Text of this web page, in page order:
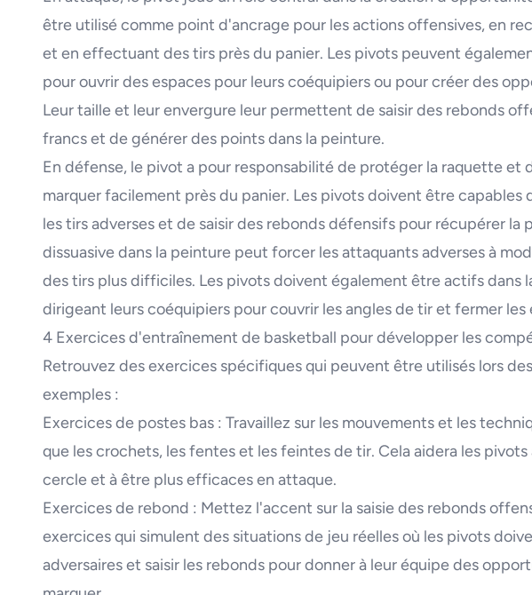
être utilisé comme point d'ancrage pour les actions offensives, en
et en effectuant des tirs près du panier. Les pivots peuvent
pour ouvrir des espaces pour leurs coéquipiers ou pour créer des
Leur taille et leur envergure leur permettent de saisir des rebonds
francs et de générer des points dans la peinture.
En défense, le pivot a pour responsabilité de protéger la raquette et
marquer facilement près du panier. Les pivots doivent être
les tirs adverses et de saisir des rebonds défensifs pour récupérer la
dissuasive dans la peinture peut forcer les attaquants adverses à
des tirs plus difficiles. Les pivots doivent également être actifs dans
dirigeant leurs coéquipiers pour couvrir les angles de tir et fermer les
4 Exercices d'entraînement de basketball pour développer les
Retrouvez des exercices spécifiques qui peuvent être utilisés lors
exemples :
Exercices de postes bas : Travaillez sur les mouvements et les
que les crochets, les fentes et les feintes de tir. Cela aidera les
cercle et à être plus efficaces en attaque.
Exercices de rebond : Mettez l'accent sur la saisie des rebonds
exercices qui simulent des situations de jeu réelles où les pivots
adversaires et saisir les rebonds pour donner à leur équipe des